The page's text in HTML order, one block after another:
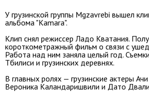
У грузинской группы Mgzavrebi вышел
альбома "Kamara".
Клип снял режиссер Ладо Кватания.
короткометражный фильм о связи с
Работа над ним заняла целый год.
Тбилиси и грузинских деревнях.
В главных ролях — грузинские актеры
Вероника Каландаришвили и Дато